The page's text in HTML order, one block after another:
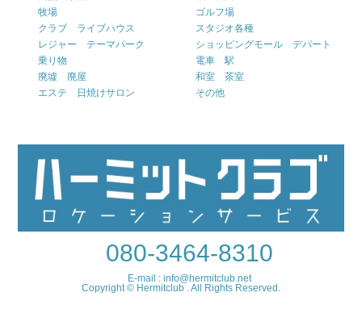
牧場
ゴルフ場
クラブ ライブハウス
スタジオ各種
レジャー テーマパーク
ショッピングモール デパート
乗り物
電車 駅
廃墟 廃屋
和室 茶室
エステ 日焼けサロン
その他
080-3464-8310
E-mail : info@hermitclub.net
Copyright © Hermitclub . All Rights Reserved.